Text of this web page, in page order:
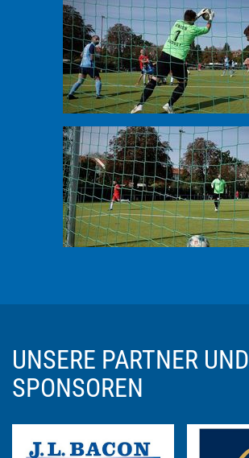
UNSERE PARTNER UND
SPONSOREN